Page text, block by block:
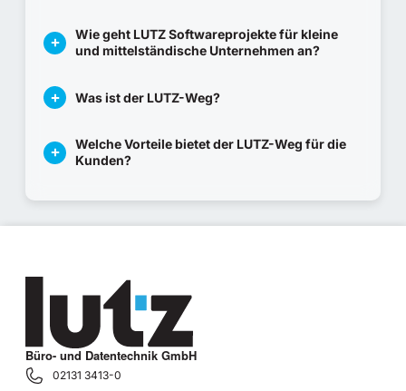
Wie geht LUTZ Softwareprojekte für kleine
und mittelständische Unternehmen an?
Was ist der LUTZ-Weg?
Welche Vorteile bietet der LUTZ-Weg für die
Kunden?
Büro- und Datentechnik GmbH
02131 3413-0